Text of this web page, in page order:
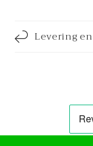
Levering